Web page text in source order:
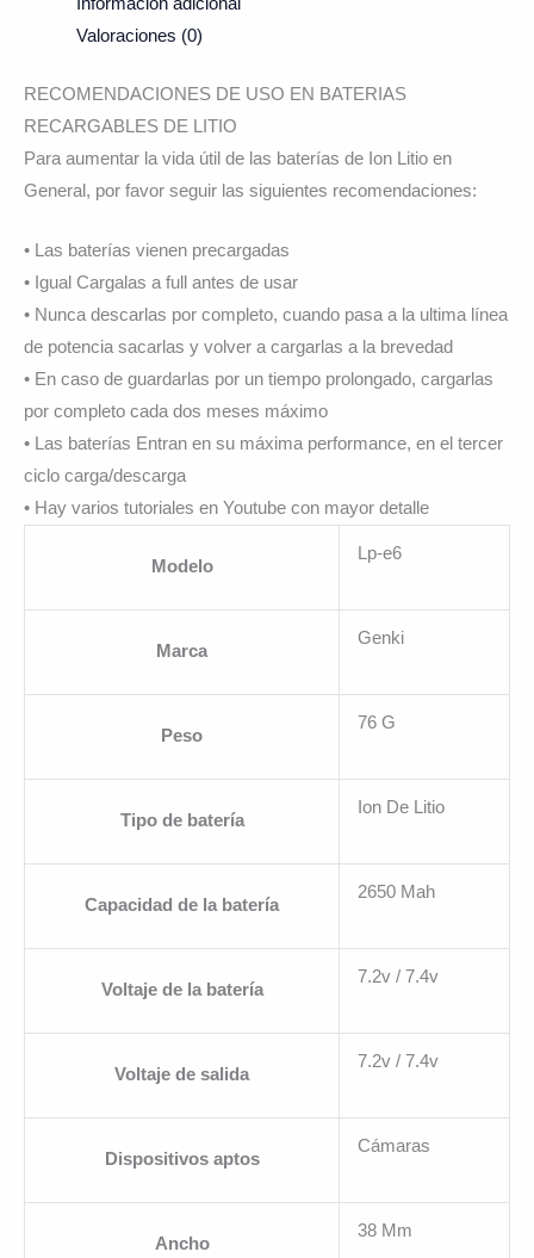
Valoraciones (0)
RECOMENDACIONES DE USO EN BATERIAS
RECARGABLES DE LITIO
Para aumentar la vida útil de las baterías de Ion Litio en
General, por favor seguir las siguientes recomendaciones:
• Las baterías vienen precargadas
• Igual Cargalas a full antes de usar
• Nunca descarlas por completo, cuando pasa a la ultima línea
de potencia sacarlas y volver a cargarlas a la brevedad
• En caso de guardarlas por un tiempo prolongado, cargarlas
por completo cada dos meses máximo
• Las baterías Entran en su máxima performance, en el tercer
ciclo carga/descarga
• Hay varios tutoriales en Youtube con mayor detalle
Modelo
Lp-e6
Marca
Genki
Peso
76 G
Tipo de batería
Ion De Litio
Capacidad de la batería
2650 Mah
Voltaje de la batería
7.2v / 7.4v
Voltaje de salida
7.2v / 7.4v
Dispositivos aptos
Cámaras
Ancho
38 Mm